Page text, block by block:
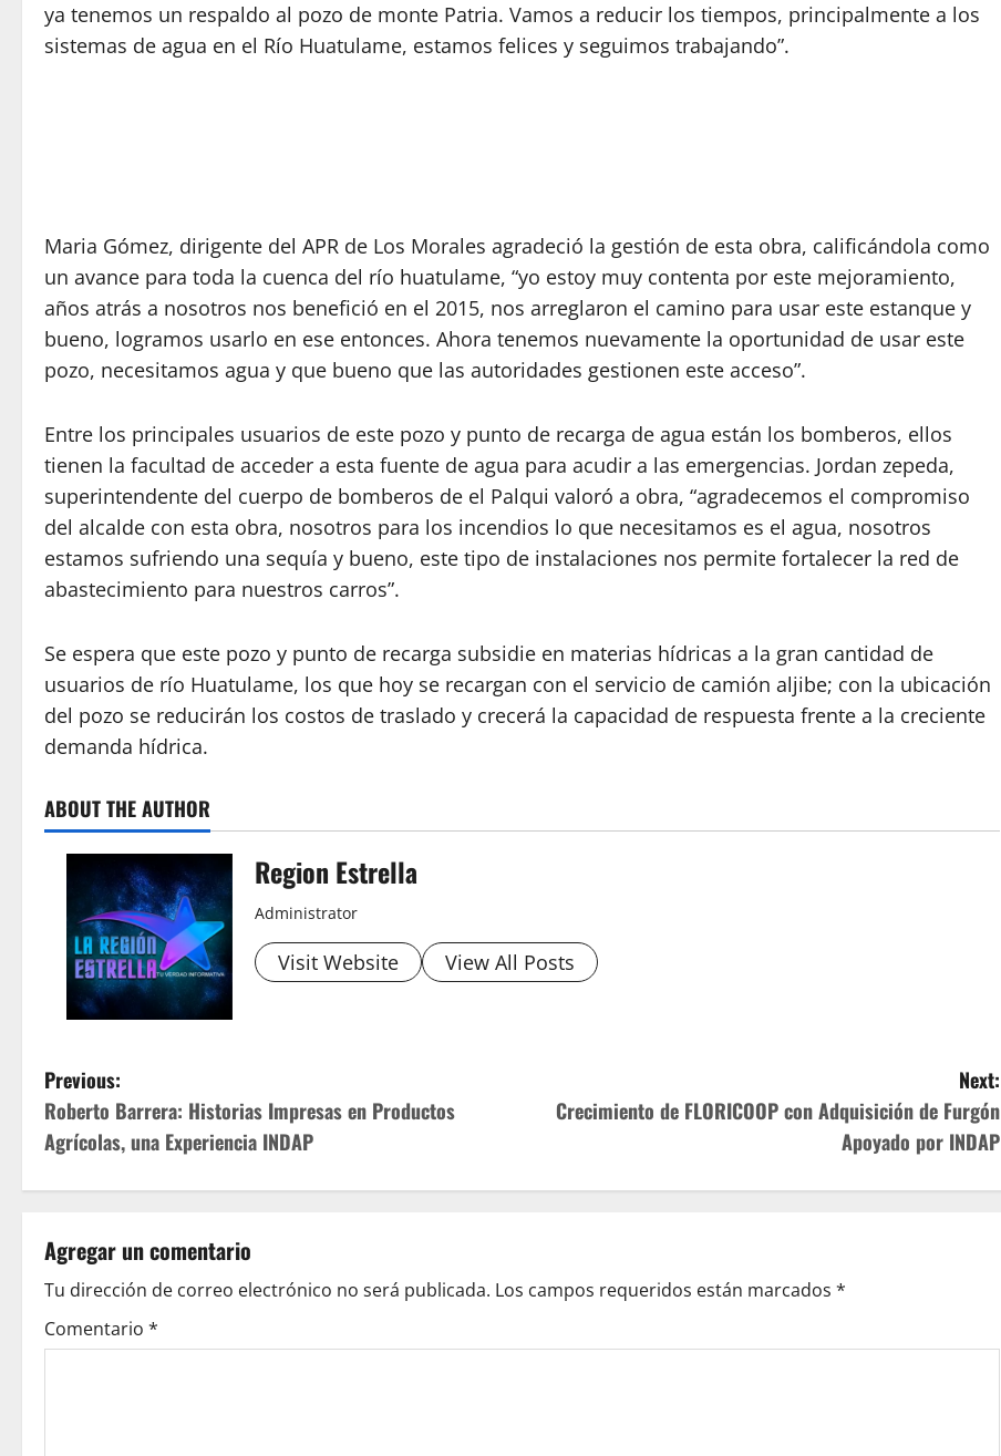
ya tenemos un respaldo al pozo de monte Patria. Vamos a reducir los tiempos, principalmente a los
sistemas de agua en el Río Huatulame, estamos felices y seguimos trabajando”.
Maria Gómez, dirigente del APR de Los Morales agradeció la gestión de esta obra, calificándola como
un avance para toda la cuenca del río huatulame, “yo estoy muy contenta por este mejoramiento,
años atrás a nosotros nos benefició en el 2015, nos arreglaron el camino para usar este estanque y
bueno, logramos usarlo en ese entonces. Ahora tenemos nuevamente la oportunidad de usar este
pozo, necesitamos agua y que bueno que las autoridades gestionen este acceso”.
Entre los principales usuarios de este pozo y punto de recarga de agua están los bomberos, ellos
tienen la facultad de acceder a esta fuente de agua para acudir a las emergencias. Jordan zepeda,
superintendente del cuerpo de bomberos de el Palqui valoró a obra, “agradecemos el compromiso
del alcalde con esta obra, nosotros para los incendios lo que necesitamos es el agua, nosotros
estamos sufriendo una sequía y bueno, este tipo de instalaciones nos permite fortalecer la red de
abastecimiento para nuestros carros”.
Se espera que este pozo y punto de recarga subsidie en materias hídricas a la gran cantidad de
usuarios de río Huatulame, los que hoy se recargan con el servicio de camión aljibe; con la ubicación
del pozo se reducirán los costos de traslado y crecerá la capacidad de respuesta frente a la creciente
demanda hídrica.
ABOUT THE AUTHOR
Region Estrella
Administrator
Visit Website View All Posts
P
o
s
n
a
v
Previous:
Roberto Barrera: Historias Impresas en Productos
Agrícolas, una Experiencia INDAP
Next:
Crecimiento de FLORICOOP con Adquisición de Furgón
Apoyado por INDAP
Agregar un comentario
Tu dirección de correo electrónico no será publicada. Los campos requeridos están marcados *
Comentario *